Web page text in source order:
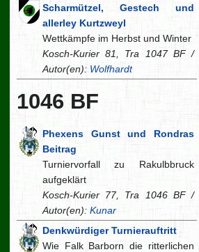
Scharmützel, Gestech und
allerley Kurtzweyl
Wettkämpfe im Herbst und Winter
Kosch-Kurier 81, Tra 1047 BF /
Autor(en): Wolfhardt
1046 BF
Phexens Gunst und Rondras
Beitrag
Turniervorfall zu Rakulbbruck
aufgeklärt
Kosch-Kurier 77, Tra 1046 BF /
Autor(en): Kunar
Denkwürdiger Turnierauftritt
Wie Falk Barborn die ritterlichen